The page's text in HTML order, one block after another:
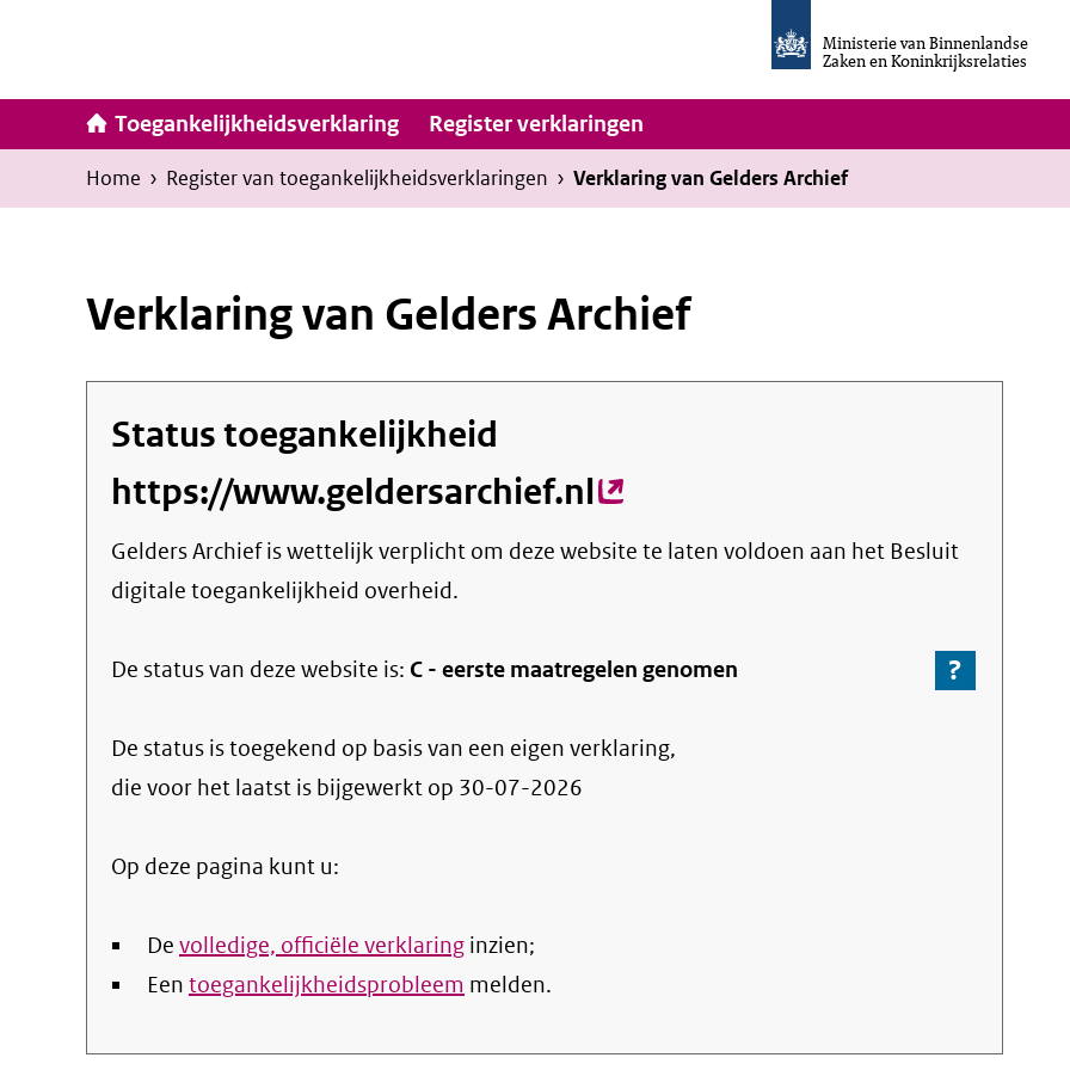
inhoud
Ministerie van Binnenlandse
Zaken en Koninkrijksrelaties
van
Invulassistent
Toegankelijkheidsverklaring
Toegankelijkheidsverklaring Hoofdnavigatie
Register verklaringen
Kruimelpad
U
bevindt
Home › Register van toegankelijkheids­verklaringen › Verklaring van Gelders Archief
Verklaring van Gelders Archief
Status toegankelijkheid
https://www.geldersarchief.nl(externe
link)
Gelders Archiefis wettelijk verplicht om deze website te laten voldoen aan het Besluit
digitale toegankelijkheid overheid.
De status van deze website is: C - eerste maatregelen genomen ?
Ga
De status is toegekend op basis van een eigen verklaring,
die voor het laatst is bijgewerkt op 30-07-2026
Op deze pagina kunt u:
De volledige, officiële verklaring inzien;
Een toegankelijkheidsprobleem melden.